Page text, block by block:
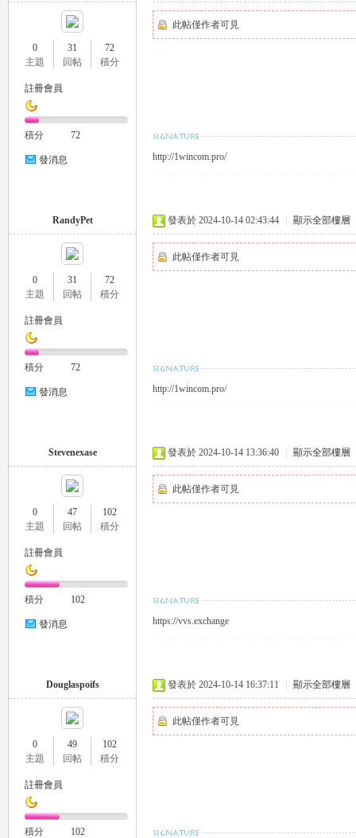
0
主題
31
回帖
72
積分
註冊會員
積分 72
發消息
此帖僅作者可見
http://1wincom.pro/
RandyPet
0
主題
31
回帖
72
積分
註冊會員
積分 72
發消息
發表於 2024-10-14 02:43:44 顯示全部樓層
此帖僅作者可見
http://1wincom.pro/
Stevenexase
0
主題
47
回帖
102
積分
註冊會員
積分 102
發消息
發表於 2024-10-14 13:36:40 顯示全部樓層
此帖僅作者可見
https://vvs.exchange
Douglaspoifs
0
主題
49
回帖
102
積分
註冊會員
積分 102
發表於 2024-10-14 16:37:11 顯示全部樓層
此帖僅作者可見